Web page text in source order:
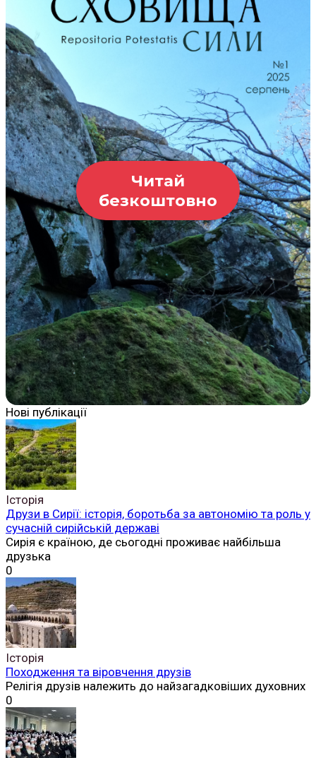
Читай
безкоштовно
Нові публікації
Історія
Друзи в Сирії: історія, боротьба за автономію та роль у
сучасній сирійській державі
Сирія є країною, де сьогодні проживає найбільша
друзька
0
Історія
Походження та віровчення друзів
Релігія друзів належить до найзагадковіших духовних
0